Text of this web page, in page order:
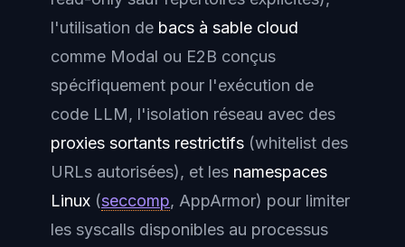
l'utilisation de bacs à sable cloud
comme Modal ou E2B conçus
spécifiquement pour l'exécution de
code LLM, l'isolation réseau avec des
proxies sortants restrictifs (whitelist des
URLs autorisées), et les namespaces
Linux (seccomp, AppArmor) pour limiter
les syscalls disponibles au processus